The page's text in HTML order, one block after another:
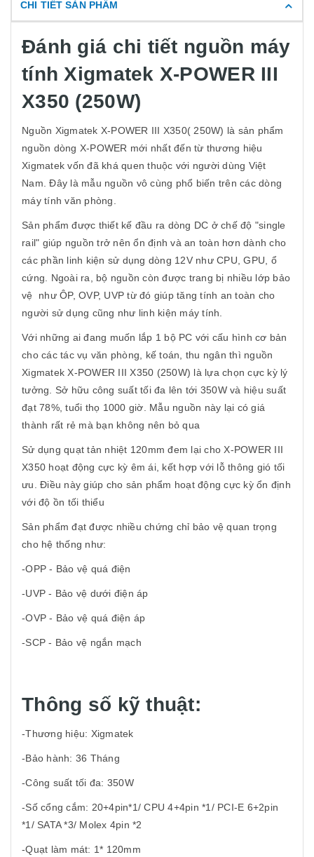
CHI TIẾT SẢN PHẨM
Đánh giá chi tiết nguồn máy
tính Xigmatek X-POWER III
X350 (250W)
Nguồn Xigmatek X-POWER III X350( 250W) là sản phẩm
nguồn dòng X-POWER mới nhất đến từ thương hiệu
Xigmatek vốn đã khá quen thuộc với người dùng Việt
Nam. Đây là mẫu nguồn vô cùng phổ biến trên các dòng
máy tính văn phòng.
Sản phẩm được thiết kế đầu ra dòng DC ở chế độ "single
rail" giúp nguồn trở nên ổn định và an toàn hơn dành cho
các phần linh kiện sử dụng dòng 12V như CPU, GPU, ổ
cứng. Ngoài ra, bộ nguồn còn được trang bị nhiều lớp bảo
vệ như ÔP, OVP, UVP từ đó giúp tăng tính an toàn cho
người sử dụng cũng như linh kiện máy tính.
Với những ai đang muốn lắp 1 bộ PC với cấu hình cơ bản
cho các tác vụ văn phòng, kế toán, thu ngân thì nguồn
Xigmatek X-POWER III X350 (250W) là lựa chọn cực kỳ lý
tưởng. Sở hữu công suất tối đa lên tới 350W và hiệu suất
đạt 78%, tuổi thọ 1000 giờ. Mẫu nguồn này lại có giá
thành rất rẻ mà bạn không nên bỏ qua
Sử dụng quạt tản nhiệt 120mm đem lại cho X-POWER III
X350 hoạt động cực kỳ êm ái, kết hợp với lỗ thông gió tối
ưu. Điều này giúp cho sản phẩm hoạt động cực kỳ ổn định
với độ ồn tối thiểu
Sản phẩm đạt được nhiều chứng chỉ bảo vệ quan trọng
cho hệ thống như:
-OPP - Bảo vệ quá điện
-UVP - Bảo vệ dưới điện áp
-OVP - Bảo vệ quá điện áp
-SCP - Bảo vệ ngắn mạch
Thông số kỹ thuật:
-Thương hiệu: Xigmatek
-Bảo hành: 36 Tháng
-Công suất tối đa: 350W
-Số cổng cắm: 20+4pin*1/ CPU 4+4pin *1/ PCI-E 6+2pin
*1/ SATA *3/ Molex 4pin *2
-Quạt làm mát: 1* 120mm